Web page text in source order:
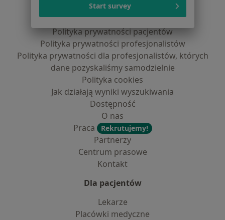
Regulamin
Polityka prywatności pacjentów
Polityka prywatności profesjonalistów
Polityka prywatności dla profesjonalistów, których
dane pozyskaliśmy samodzielnie
Polityka cookies
Jak działają wyniki wyszukiwania
Dostępność
O nas
Praca
Rekrutujemy!
Partnerzy
Centrum prasowe
Kontakt
Dla pacjentów
Lekarze
Placówki medyczne
Start survey